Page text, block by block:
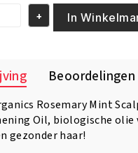
+ In
Beoordelingen
Rosemary Mint
Oil, biologische olie
gezonder haar!